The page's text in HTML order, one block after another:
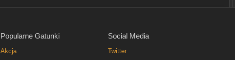
Popularne Gatunki
Akcja
Social Media
Twitter